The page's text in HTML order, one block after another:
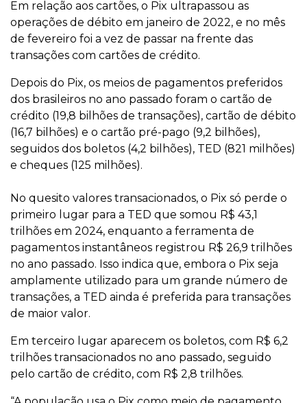
Em relação aos cartões, o Pix ultrapassou as
operações de débito em janeiro de 2022, e no mês
de fevereiro foi a vez de passar na frente das
transações com cartões de crédito.
Depois do Pix, os meios de pagamentos preferidos
dos brasileiros no ano passado foram o cartão de
crédito (19,8 bilhões de transações), cartão de débito
(16,7 bilhões) e o cartão pré-pago (9,2 bilhões),
seguidos dos boletos (4,2 bilhões), TED (821 milhões)
e cheques (125 milhões).
No quesito valores transacionados, o Pix só perde o
primeiro lugar para a TED que somou R$ 43,1
trilhões em 2024, enquanto a ferramenta de
pagamentos instantâneos registrou R$ 26,9 trilhões
no ano passado. Isso indica que, embora o Pix seja
amplamente utilizado para um grande número de
transações, a TED ainda é preferida para transações
de maior valor.
Em terceiro lugar aparecem os boletos, com R$ 6,2
trilhões transacionados no ano passado, seguido
pelo cartão de crédito, com R$ 2,8 trilhões.